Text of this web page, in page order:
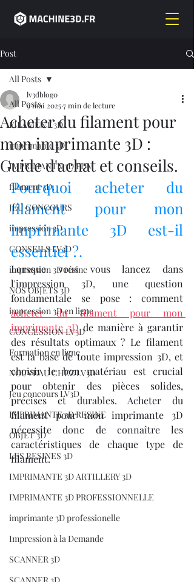
Post
All Posts
FILAMENT 3D
imprimante 3D,
IMPRIMANTE 3D FDM
filament 3D,
JEU CONCOURS
impression 3D
CONSEILS LV3D
impression 3D résine
NOS OBJETS 3D
impression 3D en ligne
CONCESSION LV3D
Formation en ligne
NOUVEAU CHEZ LV3D
Jeu concours LV3D
IMPRIMANTE 3D RESINE
OBJET 3D
LES RESINES 3D
IMPRIMANTE 3D ARTILLERY 3D
IMPRIMANTE 3D PROFESSIONNELLE
imprimante 3D professionelle
Impression à la Demande
SCANNER 3D
All Posts
Acheter du filament pour
mon imprimante 3D :
Guide d'achat et conseils.
lv3dblog0
9 mai 20257 min de lecture
Pourquoi acheter du
filament pour mon
imprimante 3D est-il
essentiel ?.
Lorsque vous vous lancez dans
l'impression 3D, une question
acheter du filament pour mon
imprimante 3D de manière à garantir
des résultats optimaux ? Le filament
est la base de toute impression 3D, et
choisir le bon matériau est crucial
pour obtenir des pièces solides,
précises et durables. Acheter du
filament pour mon imprimante 3D
nécessite donc de connaître les
caractéristiques de chaque type de
filament.